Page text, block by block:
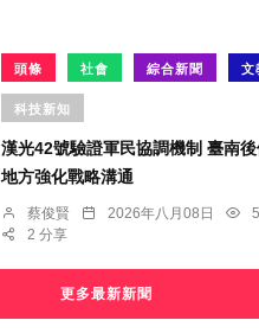
頭條 社會 綜合新聞 文
科技新知
漢光42號驗證軍民協調機制 臺南
地方強化戰略溝通
蔡俊賢 2026年八月08日
2 分享
更多最新新聞